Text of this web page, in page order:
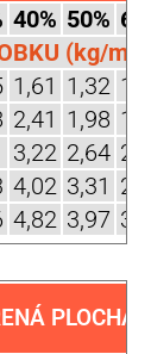
40% 50%
(kg/m2)
1,61 1,32
2,41 1,98
3,22 2,64
4,02 3,31
4,82 3,97
PLOCHA